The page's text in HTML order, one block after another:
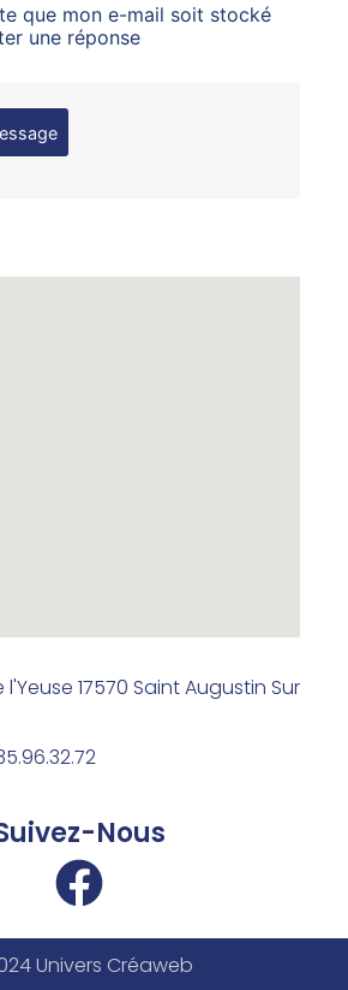
que mon e-mail soit stocké
une réponse
l'Yeuse 17570 Saint Augustin Sur
Nous
Univers Créaweb